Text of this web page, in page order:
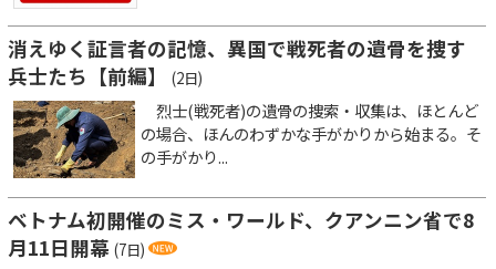
消えゆく証言者の記憶、異国で戦死者の遺骨を捜す
兵士たち【前編】
(2日)
烈士(戦死者)の遺骨の捜索・収集は、ほとんど
の場合、ほんのわずかな手がかりから始まる。そ
の手がかり...
ベトナム初開催のミス・ワールド、クアンニン省で8
月11日開幕 (7日)